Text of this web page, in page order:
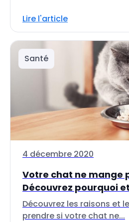
Lire l'article
Santé
4 décembre 2020
Votre chat ne mange
Découvrez pourquoi
Découvrez les raisons et
prendre si votre chat ne...